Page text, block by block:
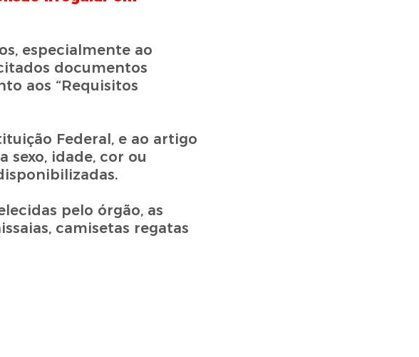
especialmente ao
documentos
aos “Requisitos
Federal, e ao artigo
sexo, idade, cor ou
pelo órgão, as
camisetas regatas